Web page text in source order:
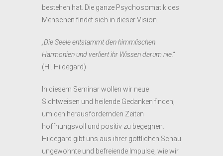
bestehen hat. Die ganze Psychosomatik des
Menschen findet sich in dieser Vision.
„Die Seele entstammt den himmlischen
Harmonien und verliert ihr Wissen darum nie.“
(Hl. Hildegard)
In diesem Seminar wollen wir neue
Sichtweisen und heilende Gedanken finden,
um den herausfordernden Zeiten
hoffnungsvoll und positiv zu begegnen.
Hildegard gibt uns aus ihrer göttlichen Schau
ungewohnte und befreiende Impulse, wie wir